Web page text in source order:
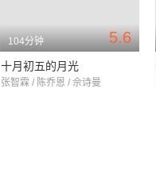
5.6
104分钟
十月初五的月光
张智霖 / 陈乔恩 / 佘诗曼